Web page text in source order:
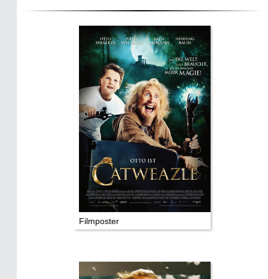
Die Autoren
TV & Kino
Die Stars:
Wer hat wo gedreht?
Mediathek
Impressum
Datenschutz
Filmposter